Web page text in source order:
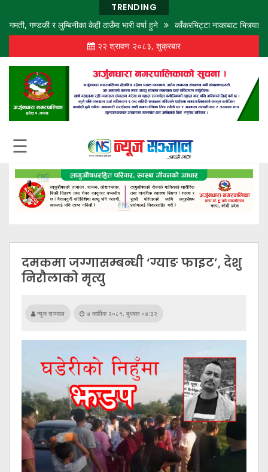
TRENDING
गण्डकी र लुम्बिनीका केही ठाउँमा भारी वर्षा हुने
काँकरभिट्टा नाकाबाट भित्र्याइएका
२२ श्रावण २०८३, शुक्रबार
☰
दमकमा जग्गासम्बन्धी ‘ग्याङ फाइट’, देशु
निरौलाको मृत्यु
न्यूज सञ्जाल ७ कार्तिक २०८१, बुधबार ०७:३२
पृष्ठ
समाज
विचार
शिक्षा
बजार
राजनीति
सूचना
प्रविधि
अन्तर्वार्ता
अन्तर्राष्ट्रिय
स्वास्थ्य
विज्ञापन
Tech